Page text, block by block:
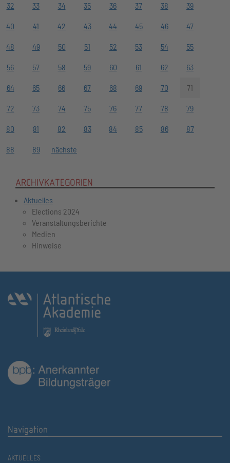
32 33 34 35 36 37 38 39
40 41 42 43 44 45 46 47
48 49 50 51 52 53 54 55
56 57 58 59 60 61 62 63
64 65 66 67 68 69 70 71
72 73 74 75 76 77 78 79
80 81 82 83 84 85 86 87
88 89 nächste
ARCHIVKATEGORIEN
Aktuelles
Elections 2024
Veranstaltungsberichte
Medien
Hinweise
Navigation
AKTUELLES